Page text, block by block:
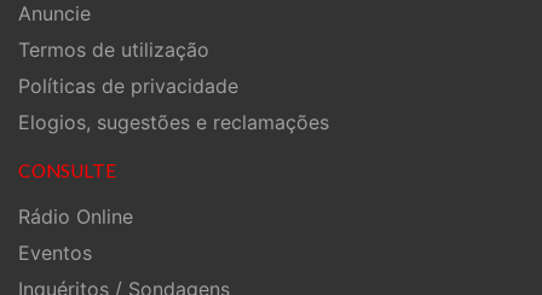
Anuncie
Termos de utilização
Políticas de privacidade
Elogios, sugestões e reclamações
CONSULTE
Rádio Online
Eventos
Inquéritos / Sondagens